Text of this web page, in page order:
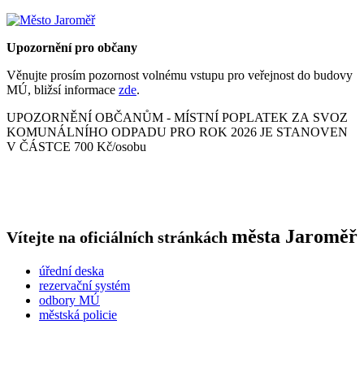
Upozornění pro občany
Věnujte prosím pozornost volnému vstupu pro veřejnost do budovy
MÚ, bližsí informace zde.
UPOZORNĚNÍ OBČANŮM - MÍSTNÍ POPLATEK ZA SVOZ
KOMUNÁLNÍHO ODPADU PRO ROK 2026 JE STANOVEN
V ČÁSTCE 700 Kč/osobu
Vítejte na oficiálních stránkách města Jaroměř
úřední deska
rezervační systém
odbory MÚ
městská policie